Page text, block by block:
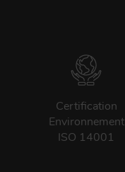
Certification
Environnement
ISO 14001